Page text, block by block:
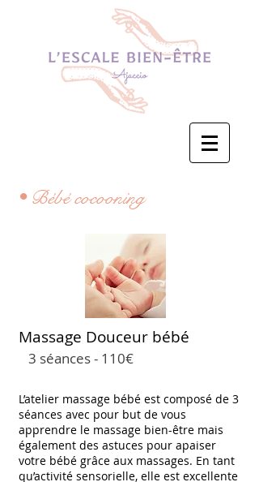
• Bébé cocooning
Massage Douceur bébé
3 séances - 110€
L’atelier massage bébé est composé de 3
séances avec pour but de vous
apprendre le massage bien-être mais
également des astuces pour apaiser
votre bébé grâce aux massages. En tant
qu’activité sensorielle, elle est excellente